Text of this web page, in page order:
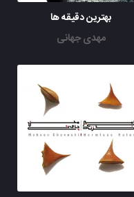
بهترین دقیقه ها
مهدی جهانی